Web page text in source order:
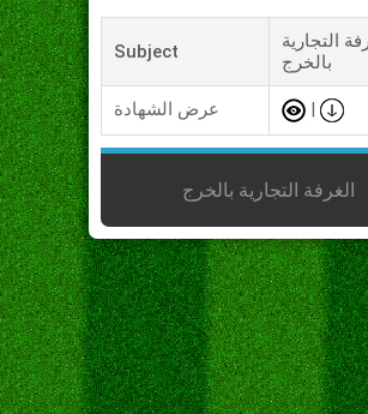
Subject
التجارية
بالخرج
عرض الشهادة
الغرفة التجارية بالخرج